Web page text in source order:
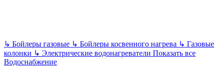
↳ Бойлеры газовые ↳ Бойлеры косвенного нагрева ↳ Газовые
колонки ↳ Электрические водонагреватели Показать все
Водоснабжение